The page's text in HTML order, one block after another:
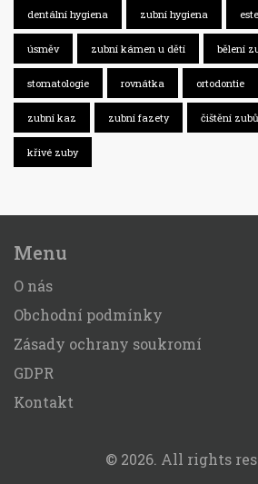
dentální hygiena zubní hygiena
úsměv zubní kámen u dětí bělení
stomatologie rovnátka ortodontie
zubní kaz zubní fazety čištění zubů
křivé zuby
Menu
O nás
Obchodní podmínky
Zásady ochrany soukromí
GDPR
Kontakt
© 2026. All rights